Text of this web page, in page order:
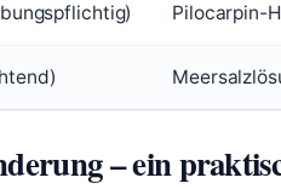
Pilocarpin-
– ein